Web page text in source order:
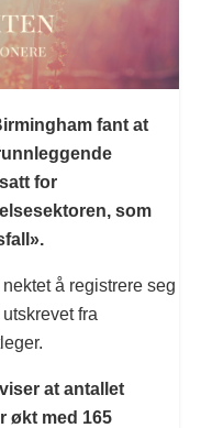
fant at
for
som
å registrere seg
fra
at antallet
økt med 165